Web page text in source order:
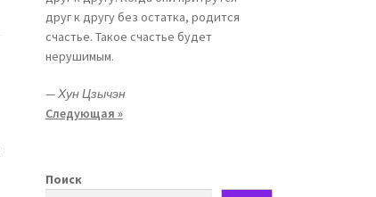
друг к другу без остатка, родится
счастье. Такое счастье будет
нерушимым.
—Хун Цзычэн
Следующая »
Поиск